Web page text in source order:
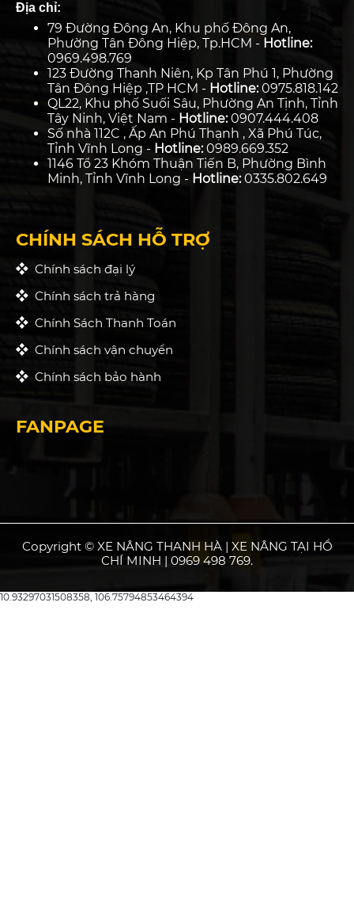
Địa chỉ:
79 Đường Đông An, Khu phố Đông An,
Phường Tân Đông Hiệp, Tp.HCM - Hotline:
0969.498.769
123 Đường Thanh Niên, Kp Tân Phú 1, Phường
Tân Đông Hiệp ,TP HCM - Hotline:0975.818.142
QL22, Khu phố Suối Sâu, Phường An Tịnh, Tỉnh
Tây Ninh, Việt Nam - Hotline:0907.444.408
Số nhà 112C , Ấp An Phú Thạnh , Xã Phú Túc,
Tỉnh Vĩnh Long - Hotline:0989.669.352
1146 Tổ 23 Khóm Thuận Tiến B, Phường Bình
Minh, Tỉnh Vĩnh Long - Hotline:0335.802.649
CHÍNH SÁCH HỖ TRỢ
Chính sách đại lý
Chính sách trả hàng
Chính Sách Thanh Toán
Chính sách vận chuyển
Chính sách bảo hành
FANPAGE
Copyright © XE NÂNG THANH HÀ | XE NÂNG TẠI HỒ
CHÍ MINH | 0969 498 769.
10.93297031508358, 106.75794853464394